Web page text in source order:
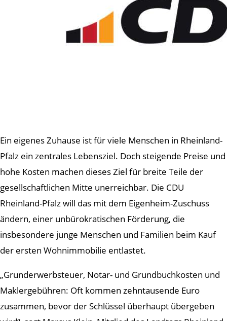
Ein eigenes Zuhause ist für viele Menschen in Rheinland-
Pfalz ein zentrales Lebensziel. Doch steigende Preise und
hohe Kosten machen dieses Ziel für breite Teile der
gesellschaftlichen Mitte unerreichbar. Die CDU
Rheinland-Pfalz will das mit dem Eigenheim-Zuschuss
ändern, einer unbürokratischen Förderung, die
insbesondere junge Menschen und Familien beim Kauf
der ersten Wohnimmobilie entlastet.
„Grunderwerbsteuer, Notar- und Grundbuchkosten und
Maklergebühren: Oft kommen zehntausende Euro
zusammen, bevor der Schlüssel überhaupt übergeben